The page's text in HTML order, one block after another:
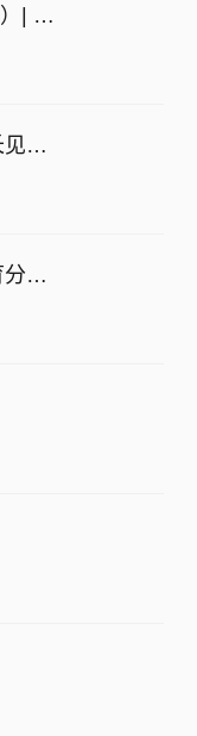
国际方向学术沙龙（第一期）| 从康礼国际走向英国G5名校：优秀学生分享沙龙
2023康礼首场三大学部校长见面会
2023武汉康礼高级中学教育分享会